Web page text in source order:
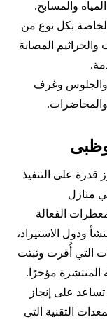
والمسابح.
بكل نوع من
المصابة
والجلوس وغرف
قدرة على التنفيذ
منازل
الفعالة
ودول الاستيراد،
التي أُقرت وثبتت
المنتشرة مؤخرًا.
على إنجاز
التقنية التي